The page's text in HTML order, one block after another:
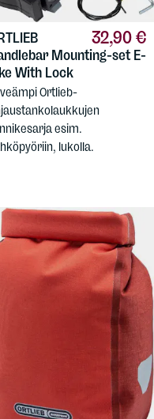
32,90 €
Mounting-set E-
With Lock
Ortlieb-
esim.
lukolla.